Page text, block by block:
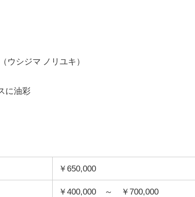
シジマ ノリユキ）
に油彩
￥650,000
￥400,000 ～ ￥700,000